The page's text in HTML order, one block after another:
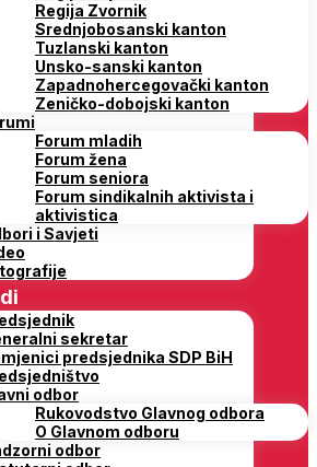
Regija Zvornik
Srednjobosanski kanton
Tuzlanski kanton
Unsko-sanski kanton
Zapadnohercegovački kanton
Zeničko-dobojski kanton
Forum mladih
Forum žena
Forum seniora
Forum sindikalnih aktivista i
aktivistica
i Savjeti
sekretar
predsjednika SDP BiH
odbor
Rukovodstvo Glavnog odbora
O Glavnom odboru
odbor